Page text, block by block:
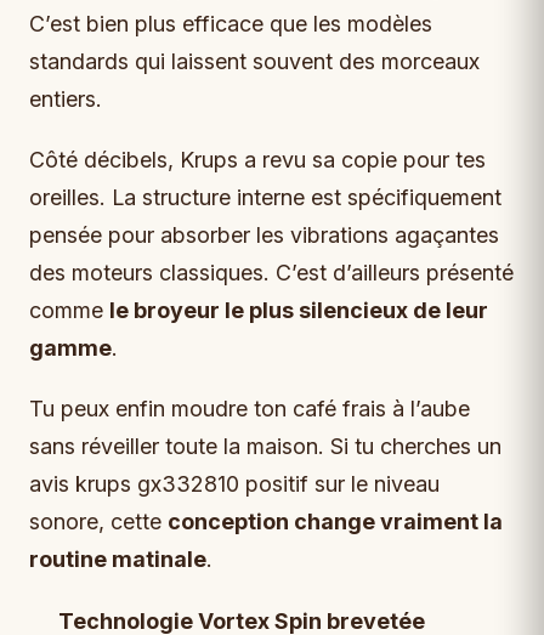
C’est bien plus efficace que les modèles
standards qui laissent souvent des morceaux
entiers.
Côté décibels, Krups a revu sa copie pour tes
oreilles. La structure interne est spécifiquement
pensée pour absorber les vibrations agaçantes
des moteurs classiques. C’est d’ailleurs présenté
comme le broyeur le plus silencieux de leur
gamme.
Tu peux enfin moudre ton café frais à l’aube
sans réveiller toute la maison. Si tu cherches un
avis krups gx332810 positif sur le niveau
sonore, cette conception change vraiment la
routine matinale.
Technologie Vortex Spin brevetée